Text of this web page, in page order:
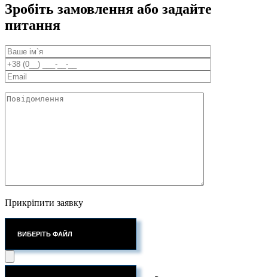
Зробіть замовлення або задайте
питання
Прикріпити заявку
ВИБЕРІТЬ ФАЙЛ